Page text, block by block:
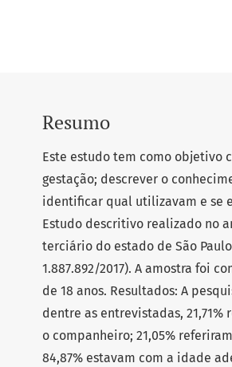
Resumo
Este estudo tem como objetivo
gestação; descrever o
identificar qual utilizavam e se
Estudo descritivo realizado no
terciário do estado de São
1.887.892/2017). A amostra foi
de 18 anos. Resultados: A
dentre as entrevistadas,
o companheiro; 21,05%
84,87% estavam com a idade